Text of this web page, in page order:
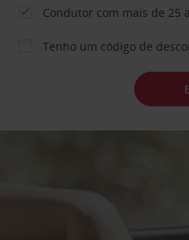
Condutor com mais de 25
Tenho um código de